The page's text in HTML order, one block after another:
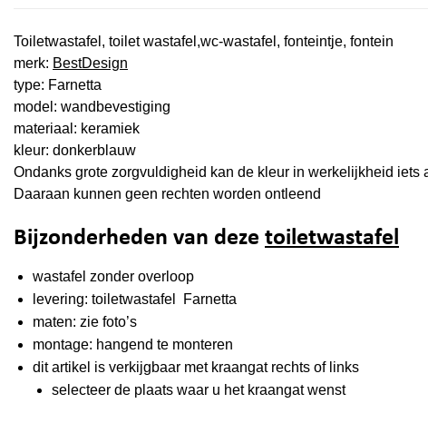
Toiletwastafel, toilet wastafel,wc-wastafel, fonteintje, fontein
merk: BestDesign
type: Farnetta
model: wandbevestiging
materiaal: keramiek
kleur: donkerblauw
Ondanks grote zorgvuldigheid kan de kleur in werkelijkheid iets
Daaraan kunnen geen rechten worden ontleend
Bijzonderheden van deze toiletwastafel
wastafel zonder overloop
levering: toiletwastafel Farnetta
maten: zie foto’s
montage: hangend te monteren
dit artikel is verkijgbaar met kraangat rechts of links
selecteer de plaats waar u het kraangat wenst